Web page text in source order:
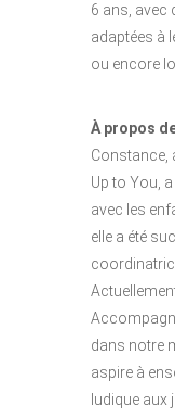
6 ans, avec
adaptées à
ou encore
À propos
Constance,
Up to You,
avec les
elle a été
dans notre
aspire à
ludique aux